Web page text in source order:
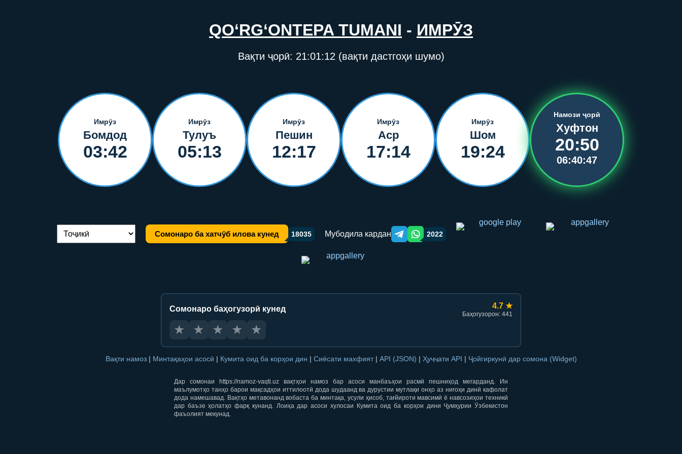
QO‘RG‘ONTEPA TUMANI - ИМРӮЗ
Вақти ҷорӣ: 21:01:12 (вақти дастгоҳи шумо)
Имрӯз
Бомдод
03:42
Имрӯз
Тулуъ
05:13
Имрӯз
Пешин
12:17
Имрӯз
Аср
17:14
Имрӯз
Шом
19:24
Намози ҷорӣ
Хуфтон
20:50
06:40:47
Иваз кардани забон: Сомонаро ба хатчӯб илова кунед 18035 Мубодила кардан Telegram orqali ulashish
WhatsApp orqali ulashish
2022
Сомонаро баҳогузорӣ кунед 4.7 ★
Баҳогузорон: 441
★ ★ ★ ★ ★
Вақти намоз | Минтақаҳои асосӣ | Кумита оид ба корҳои дин | Сиёсати махфият | API (JSON) | Ҳуҷҷати API | Ҷойгиркунӣ дар сомона (Widget)
Дар сомонаи https://namoz-vaqti.uz вақтҳои намоз бар асоси манбаъҳои расмӣ пешниҳод мегарданд. Ин
маълумотҳо танҳо барои мақсадҳои иттилоотӣ дода шудаанд ва дурустии мутлақи онҳо аз нигоҳи динӣ кафолат
дода намешавад. Вақтҳо метавонанд вобаста ба минтақа, усули ҳисоб, тағйироти мавсимӣ ё навсозиҳои техникӣ
дар баъзе ҳолатҳо фарқ кунанд. Лоиҳа дар асоси хулосаи Кумита оид ба корҳои дини Ҷумҳурии Ӯзбекистон
фаъолият мекунад.